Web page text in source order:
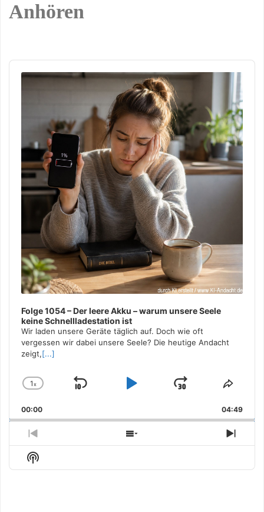
Anhören
Audio
Player
Folge 1054 – Der leere Akku – warum unsere Seele
keine Schnellladestation ist
Wir laden unsere Geräte täglich auf. Doch wie oft
vergessen wir dabei unsere Seele? Die heutige Andacht
zeigt,[...]
Change
Rate
1x
Skip
Play
Jump
Forward
Share
00:00 04:49
Previous
Episode
Show
Episodes
Next
Show
Podcast